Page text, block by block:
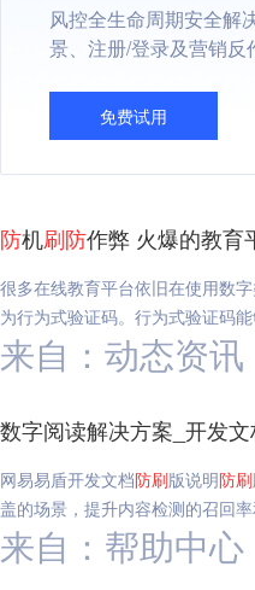
风控全生命周期安全解
景、注册/登录及营销反
免费试用
防机刷防作弊 火爆的教育
很多在线教育平台依旧在使用数
为行为式验证码。行为式验证码
来自：动态资讯
数字阅读解决方案_开发
网易易盾开发文档防刷版说明防刷
盖的场景，提升内容检测的召回
来自：帮助中心